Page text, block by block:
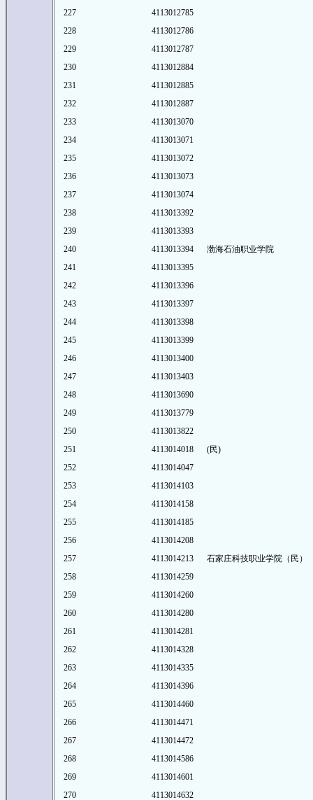
227
4113012785
228
4113012786
229
4113012787
230
4113012884
231
4113012885
232
4113012887
233
4113013070
234
4113013071
235
4113013072
236
4113013073
237
4113013074
238
4113013392
239
4113013393
240
4113013394
渤海石油职业学院
241
4113013395
242
4113013396
243
4113013397
244
4113013398
245
4113013399
246
4113013400
247
4113013403
248
4113013690
249
4113013779
250
4113013822
251
4113014018
(民)
252
4113014047
253
4113014103
254
4113014158
255
4113014185
256
4113014208
257
4113014213
石家庄科技职业学院（民）
258
4113014259
259
4113014260
260
4113014280
261
4113014281
262
4113014328
263
4113014335
264
4113014396
265
4113014460
266
4113014471
267
4113014472
268
4113014586
269
4113014601
270
4113014632